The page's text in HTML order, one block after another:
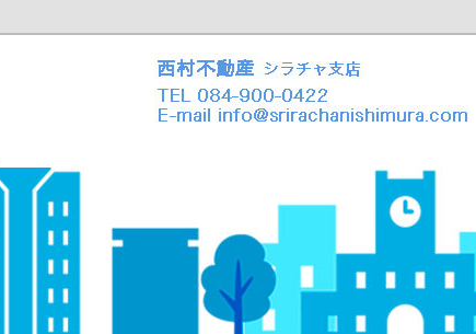
シャルブロ